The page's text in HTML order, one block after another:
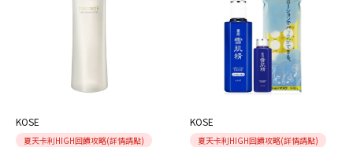
KOSE
夏天卡利HIGH回饋攻略(詳情請點)
KOSE
夏天卡利HIGH回饋攻略(詳情請點)